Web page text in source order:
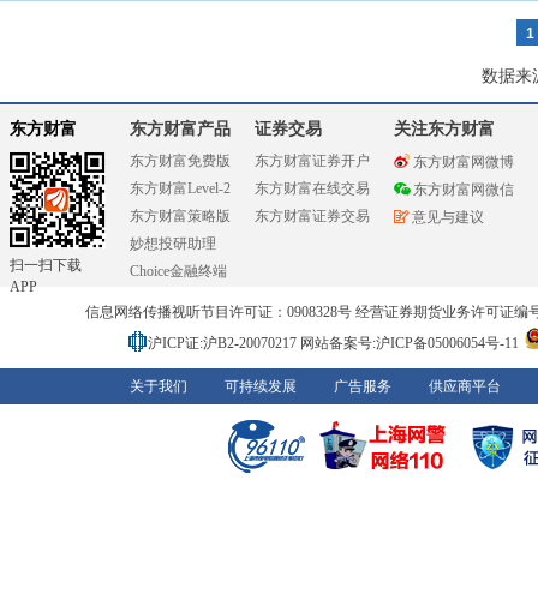
1
数据来
东方财富
扫一扫下载
APP
东方财富产品
东方财富免费版
东方财富Level-2
东方财富策略版
妙想投研助理
Choice金融终端
证券交易
东方财富证券开户
东方财富在线交易
东方财富证券交易
关注东方财富
东方财富网微博
东方财富网微信
意见与建议
信息网络传播视听节目许可证：0908328号 经营证券期货业务许可证编
沪ICP证:沪B2-20070217 网站备案号:沪ICP备05006054号-11
关于我们 可持续发展 广告服务 供应商平台